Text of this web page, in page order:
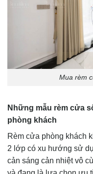
Mua rèm
Những mẫu rèm cửa
phòng khách
Rèm cửa phòng khách
2 lớp có xu hướng sử
cản sáng cản nhiệt vô